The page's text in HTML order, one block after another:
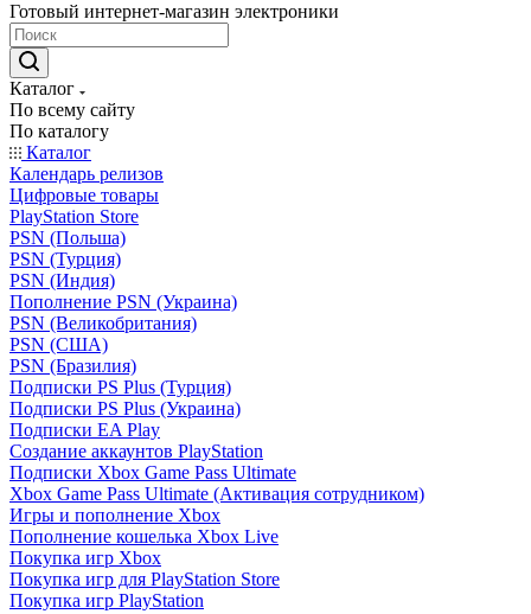
Готовый интернет-магазин электроники
Каталог
По всему сайту
По каталогу
Каталог
Календарь релизов
Цифровые товары
PlayStation Store
PSN (Польша)
PSN (Турция)
PSN (Индия)
Пополнение PSN (Украина)
PSN (Великобритания)
PSN (США)
PSN (Бразилия)
Подписки PS Plus (Турция)
Подписки PS Plus (Украина)
Подписки EA Play
Создание аккаунтов PlayStation
Подписки Xbox Game Pass Ultimate
Xbox Game Pass Ultimate (Активация сотрудником)
Игры и пополнение Xbox
Пополнение кошелька Xbox Live
Покупка игр Xbox
Покупка игр для PlayStation Store
Покупка игр PlayStation